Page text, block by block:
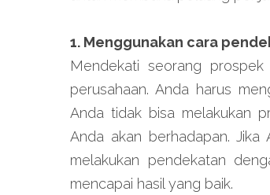
1. Menggunakan cara
Mendekati seorang
perusahaan. Anda harus
Anda tidak bisa melakukan
Anda akan berhadapan.
melakukan pendekatan
mencapai hasil yang baik.